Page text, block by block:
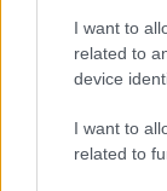
I want to
related to
device
I want to
related to
Trust Wallet:
Ontdek de